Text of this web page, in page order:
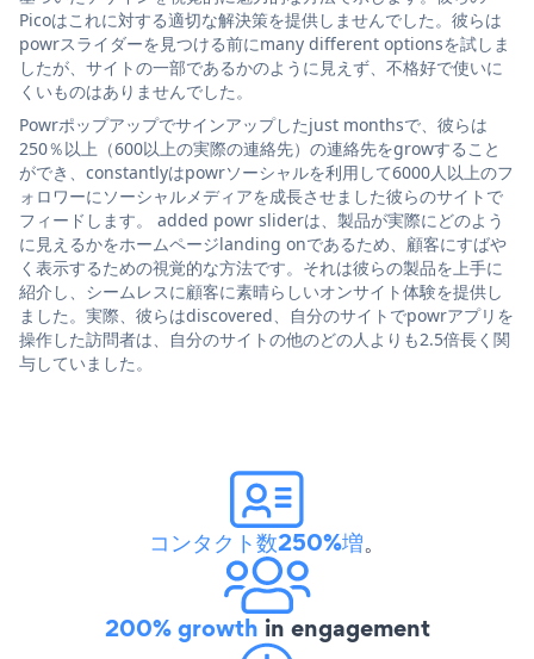
Picoはこれに対する適切な解決策を提供しませんでした。彼らは
powrスライダーを見つける前にmany different optionsを試しま
したが、サイトの一部であるかのように見えず、不格好で使いに
くいものはありませんでした。
Powrポップアップでサインアップしたjust monthsで、彼らは
250％以上（600以上の実際の連絡先）の連絡先をgrowすること
ができ、constantlyはpowrソーシャルを利用して6000人以上のフ
ォロワーにソーシャルメディアを成長させました彼らのサイトで
フィードします。 added powr sliderは、製品が実際にどのよう
に見えるかをホームページlanding onであるため、顧客にすばや
く表示するための視覚的な方法です。それは彼らの製品を上手に
紹介し、シームレスに顧客に素晴らしいオンサイト体験を提供し
ました。実際、彼らはdiscovered、自分のサイトでpowrアプリを
操作した訪問者は、自分のサイトの他のどの人よりも2.5倍長く関
与していました。
コンタクト数250%増。
200% growth in engagement